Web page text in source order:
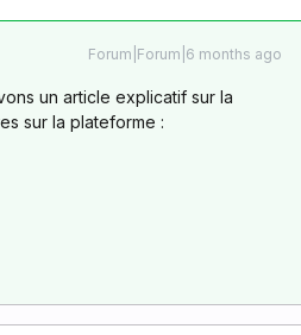
Forum|Forum|6 months ago
un article explicatif sur la
sur la plateforme :